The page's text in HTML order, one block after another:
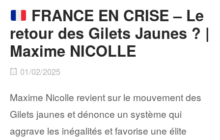
FRANCE EN CRISE – Le
retour des Gilets Jaunes ? |
Maxime NICOLLE
01/02/2025
Maxime Nicolle revient sur le mouvement des
Gilets jaunes et dénonce un système qui
aggrave les inégalités et favorise une élite